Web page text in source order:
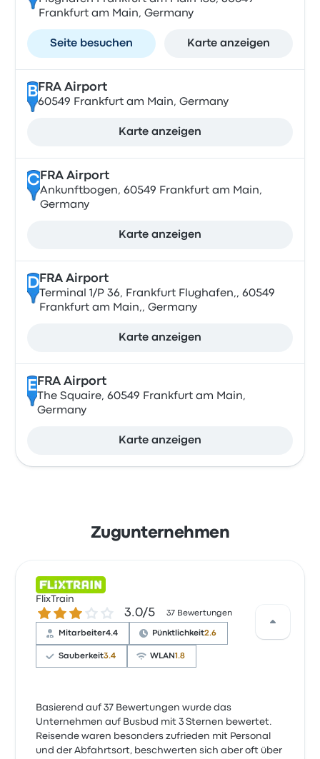
Frankfurt am Main, Germany
Seite besuchen Karte anzeigen
B FRA Airport
60549 Frankfurt am Main, Germany
Karte anzeigen
CFRA Airport
Ankunftbogen, 60549 Frankfurt am Main,
Germany
Karte anzeigen
DFRA Airport
Terminal 1/P 36, Frankfurt Flughafen,, 60549
Frankfurt am Main,, Germany
Karte anzeigen
E FRA Airport
The Squaire, 60549 Frankfurt am Main,
Germany
Karte anzeigen
Zugunternehmen
FlixTrain
3.0 von 5 Sternen3.0/5 37 Bewertungen
Mitarbeiter4.4 Pünktlichkeit2.6
Sauberkeit3.4 WLAN1.8
Basierend auf 37 Bewertungen wurde das
Unternehmen auf Busbud mit 3 Sternen bewertet.
Reisende waren besonders zufrieden mit Personal
und der Abfahrtsort, beschwerten sich aber oft über